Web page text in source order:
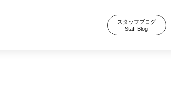
スタッフブログ
- Staff Blog -